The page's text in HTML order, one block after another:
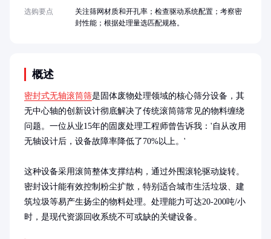
概述
密封式无轴滚筒筛是固体废物处理领域的核心筛分设备，其
无中心轴的创新设计彻底解决了传统滚筒筛常见的物料缠绕
问题。一位从业15年的固废处理工程师曾告诉我：'自从改用
无轴设计后，设备故障率降低了70%以上。'
这种设备采用滚筒整体支撑结构，通过外围滚轮驱动旋转。
密封设计能有效控制粉尘扩散，特别适合城市生活垃圾、建
筑垃圾等易产生扬尘的物料处理。处理能力可达20-200吨/小
时，是现代资源回收系统不可或缺的关键设备。
选购要点
关注筛网材质和开孔率；检查驱动系统配置；考察密
封性能；根据处理量选匹配规格。